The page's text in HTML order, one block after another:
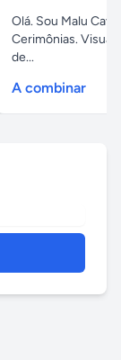
Olá. Sou Malu
Cerimônias.
de...
A combinar